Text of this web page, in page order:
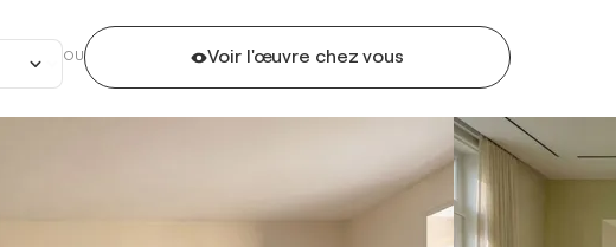
OU Voir l'œuvre chez vous